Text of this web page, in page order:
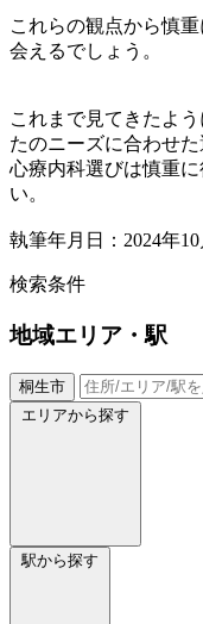
これらの観点から慎
会えるでしょう。
これまで見てきたよ
たのニーズに合わせた
心療内科選びは慎重
い。
執筆年月日：2024年10
検索条件
地域エリア・駅
桐生市
エリアから探す
駅から探す